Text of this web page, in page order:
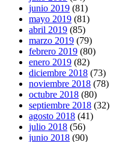
junio 2019 (81)
mayo 2019 (81)
abril 2019 (85)
marzo 2019 (79)
febrero 2019 (80)
enero 2019 (82)
diciembre 2018 (73)
noviembre 2018 (78)
octubre 2018 (80)
septiembre 2018 (32)
agosto 2018 (41)
julio 2018 (56)
junio 2018 (90)